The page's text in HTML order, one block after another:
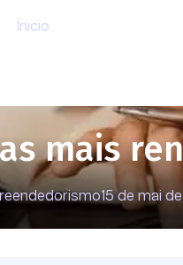
Ínicio
mais
15 de mai